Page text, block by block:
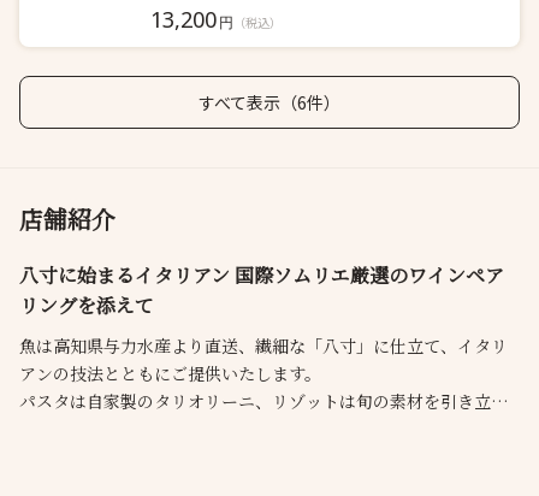
13,200円 （税込）
すべて表示（6件）
店舗紹介
八寸に始まるイタリアン 国際ソムリエ厳選のワインペア
リングを添えて
魚は高知県与力水産より直送、繊細な「八寸」に仕立て、イタリ
アンの技法とともにご提供いたします。
パスタは自家製のタリオリーニ、リゾットは旬の素材を引き立て